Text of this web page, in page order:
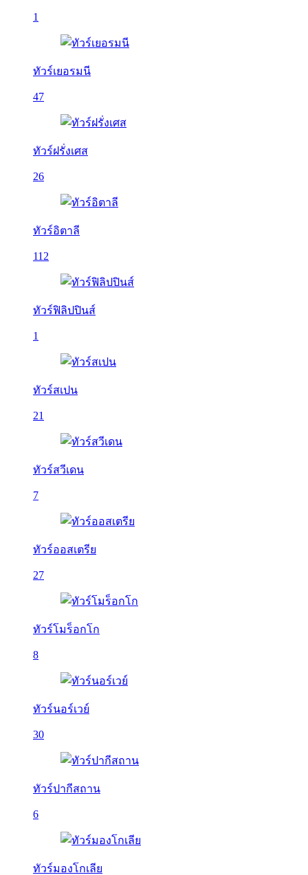
1
ทัวร์เยอรมนี
47
ทัวร์ฝรั่งเศส
26
ทัวร์อิตาลี
112
ทัวร์ฟิลิปปินส์
1
ทัวร์สเปน
21
ทัวร์สวีเดน
7
ทัวร์ออสเตรีย
27
ทัวร์โมร็อกโก
8
ทัวร์นอร์เวย์
30
ทัวร์ปากีสถาน
6
ทัวร์มองโกเลีย